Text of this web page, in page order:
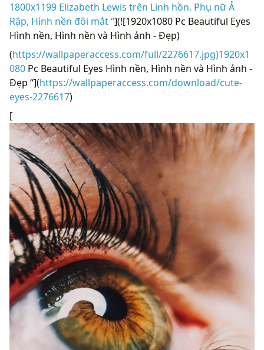
1800x1199 Elizabeth Lewis trên Linh hồn. Phụ nữ Ả
Rập, Hình nền đôi mắt “](![1920x1080 Pc Beautiful Eyes
Hình nền, Hình nền và Hình ảnh - Đẹp)
(https://wallpaperaccess.com/full/2276617.jpg)1920x1
080 Pc Beautiful Eyes Hình nền, Hình nền và Hình ảnh -
Đẹp “](https://wallpaperaccess.com/download/cute-
eyes-2276617)
[